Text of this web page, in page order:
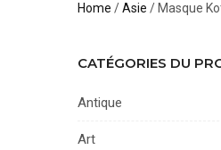
Home /Asie / Masque
CATÉGORIES DU
Antique
Art